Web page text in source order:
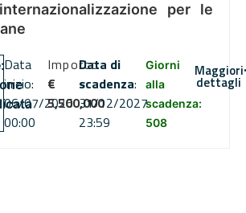
per le
Data
inizio:
06/07/2026
00:00
Importo
€
5,500,000
Data di
scadenza:
31/12/2027
23:59
Giorni
alla
scadenza:
508
Maggiori
dettagli